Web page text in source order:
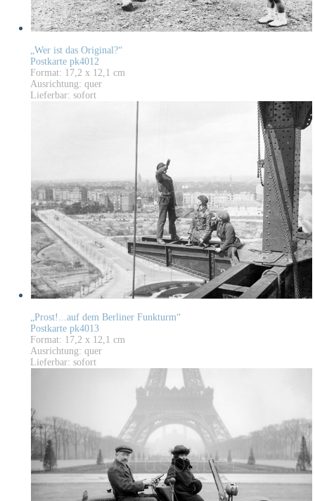
„Wer ist das Original?“
Postkarte pk4012
Format: 17,2 x 12,1 cm
Ausrichtung: quer
Lieferbar: sofort
„Prost!...auf dem Berliner Funkturm“
Postkarte pk4013
Format: 17,2 x 12,1 cm
Ausrichtung: quer
Lieferbar: sofort